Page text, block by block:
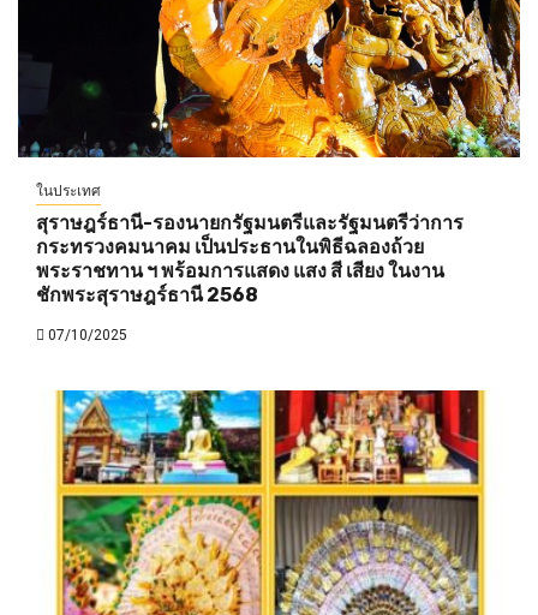
ในประเทศ
สุราษฎร์ธานี-รองนายกรัฐมนตรีและรัฐมนตรีว่าการ
กระทรวงคมนาคม เป็นประธานในพิธีฉลองถ้วย
พระราชทาน ฯ พร้อมการแสดง แสง สี เสียง ในงาน
ชักพระสุราษฎร์ธานี 2568
07/10/2025